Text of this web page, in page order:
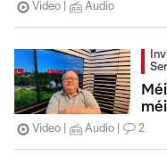
Video Audio
Video Audio 2